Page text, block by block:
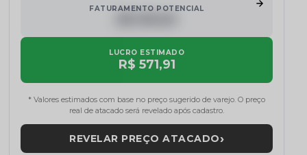
FATURAMENTO POTENCIAL
LUCRO ESTIMADO
R$ 571,91
* Valores estimados com base no preço sugerido de varejo. O preço
real de atacado será revelado após cadastro.
REVELAR PREÇO ATACADO›